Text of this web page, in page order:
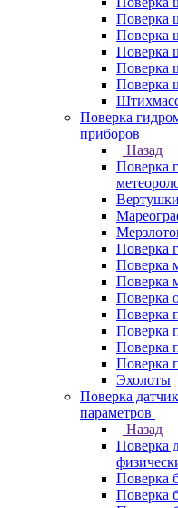
Поверка
Поверка
Поверка
Поверка
Поверка
Поверка
приборов
Назад
Поверка
Поверка
Поверка
Поверка
Поверка
Поверка
Поверка
Поверка
Поверка
Эхолоты
Поверка
параметров
Назад
Поверка
Поверка
Поверка